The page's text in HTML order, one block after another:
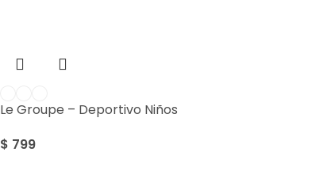
Le Groupe – Deportivo Niños
$ 799